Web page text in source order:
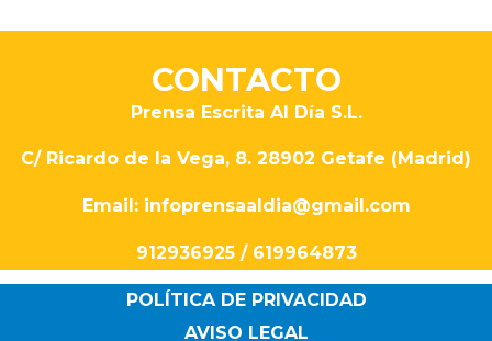
CONTACTO
Prensa Escrita Al Día S.L.
C/ Ricardo de la Vega, 8. 28902 Getafe (Madrid)
Email: infoprensaaldia@gmail.com
912936925 / 619964873
POLÍTICA DE PRIVACIDAD
AVISO LEGAL